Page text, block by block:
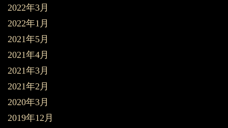
2022年3月
2022年1月
2021年5月
2021年4月
2021年3月
2021年2月
2020年3月
2019年12月